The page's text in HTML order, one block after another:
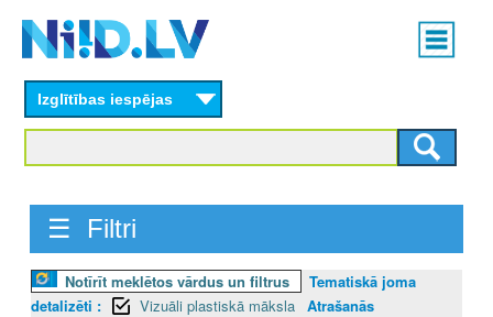
content
Main
menu
Izglītības iespējas
☰ Filtri
Notīrīt meklētos vārdus un filtrus
Tematiskā joma
detalizēti :
Vizuāli plastiskā māksla Atrašanās